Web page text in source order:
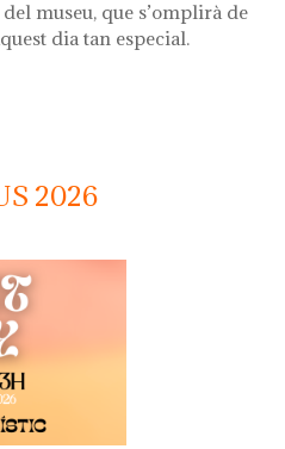
museu, que s’omplirà de
dia tan especial.
de la flor
2026